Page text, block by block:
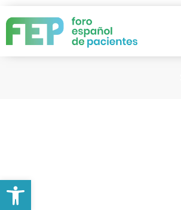
Abrir barra de herramientas